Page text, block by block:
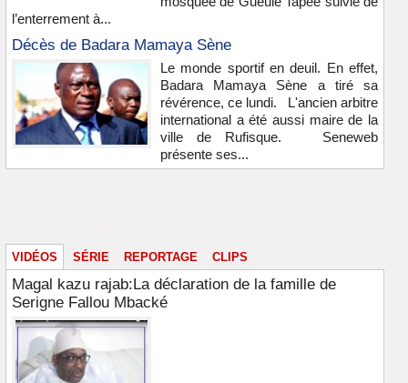
l’enterrement à...
Décès de Badara Mamaya Sène
Le monde sportif en deuil. En effet,
Badara Mamaya Sène a tiré sa
révérence, ce lundi. L'ancien arbitre
international a été aussi maire de la
ville de Rufisque. Seneweb
présente ses...
VIDÉOS SÉRIE REPORTAGE CLIPS
Magal kazu rajab:La déclaration de la famille de
Serigne Fallou Mbacké